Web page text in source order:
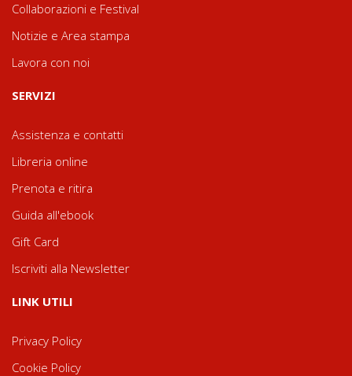
Collaborazioni e Festival
Notizie e Area stampa
Lavora con noi
SERVIZI
Assistenza e contatti
Libreria online
Prenota e ritira
Guida all'ebook
Gift Card
Iscriviti alla Newsletter
LINK UTILI
Privacy Policy
Cookie Policy